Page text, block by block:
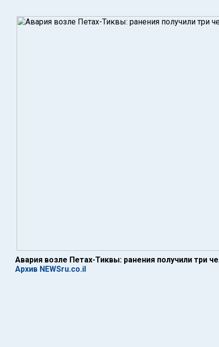
Авария возле Петах-Тиквы: ранения получили три
Архив NEWSru.co.il